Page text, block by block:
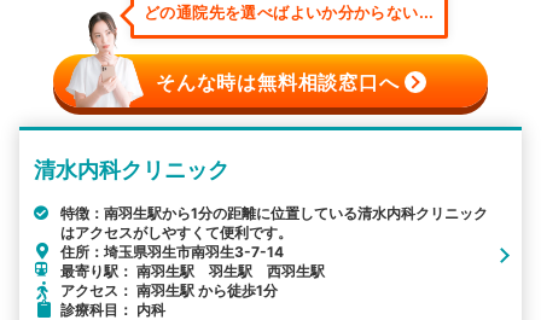
どの通院先を選べばよいか分からない...
そんな時は無料相談窓口へ
清水内科クリニック
特徴：南羽生駅から1分の距離に位置している清水内科クリニック
はアクセスがしやすくて便利です。
住所：埼玉県羽生市南羽生3-7-14
最寄り駅： 南羽生駅 羽生駅 西羽生駅
アクセス： 南羽生駅 から徒歩1分
診療科目： 内科